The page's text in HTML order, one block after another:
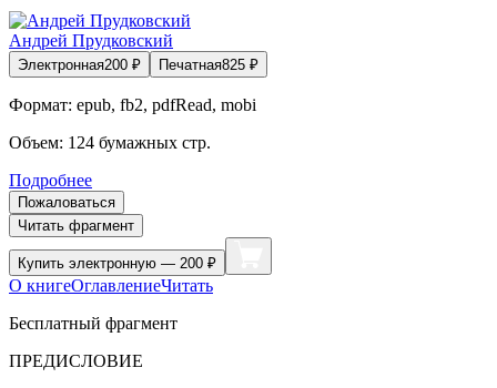
Андрей Прудковский
Электронная200 ₽ Печатная825 ₽
Формат: epub, fb2, pdfRead, mobi
Объем: 124 бумажных стр.
Подробнее
Пожаловаться
Читать фрагмент
Купить электронную — 200 ₽
О книгеОглавлениеЧитать
Бесплатный фрагмент
ПРЕДИСЛОВИЕ